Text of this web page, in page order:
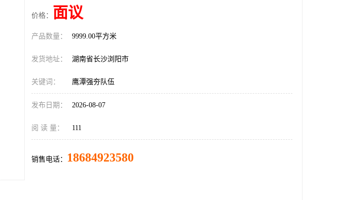
价格： 面议
产品数量： 9999.00平方米
发货地址： 湖南省长沙浏阳市
关键词： 鹰潭强夯队伍
发布日期： 2026-08-07
阅 读 量： 111
销售电话： 18684923580